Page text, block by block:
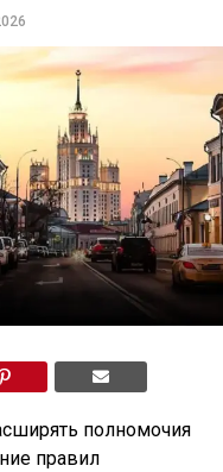
полномочия
правил